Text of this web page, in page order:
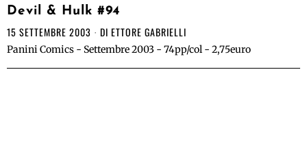
Devil & Hulk #94
15 SETTEMBRE 2003 DI ETTORE GABRIELLI
Panini Comics - Settembre 2003 - 74pp/col - 2,75euro